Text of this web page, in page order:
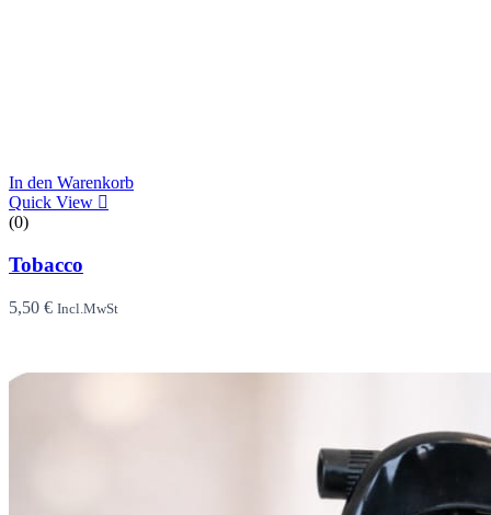
In den Warenkorb
Quick View
(0)
Tobacco
5,50 € Incl.MwSt